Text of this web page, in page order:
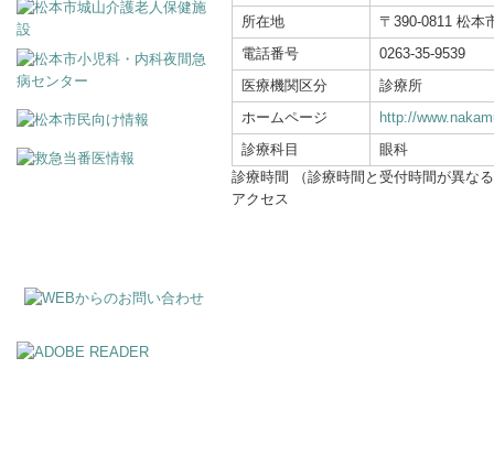
所在地
〒390-0811 松本
電話番号
0263-35-9539
医療機関区分
診療所
ホームページ
http://
診療科目
眼科
診療時間
（診療時間と受付時間が異な
アクセス